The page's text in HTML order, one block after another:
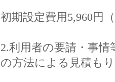
初期設定費用5,960円
2.利用者の要請・事
の方法による見積も